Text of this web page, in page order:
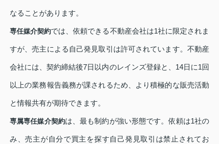
なることがあります。
専任媒介契約では、依頼できる不動産会社は1社に限定されま
すが、売主による自己発見取引は許可されています。不動産
会社には、契約締結後7日以内のレインズ登録と、14日に1回
以上の業務報告義務が課されるため、より積極的な販売活動
と情報共有が期待できます。
専属専任媒介契約は、最も制約が強い形態です。依頼は1社の
み、売主が自分で買主を探す自己発見取引は禁止されてお